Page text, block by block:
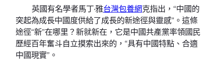
英國有名學者馬丁·雅台灣包養網克指出，“中國的
突起為成長中國度供給了成長的新途徑與靈感”。這條
途徑“新”在哪里？新就新在，它是中國共產黨率領國民
歷經百年奮斗自立摸索出來的，“具有中國特點、合適
中國現實”。